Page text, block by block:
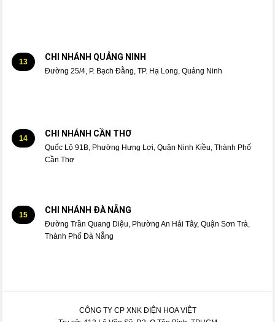
13 CHI NHÁNH QUẢNG NINH
Đường 25/4, P. Bạch Đằng, TP. Hạ Long, Quảng Ninh
14 CHI NHÁNH CẦN THƠ
Quốc Lộ 91B, Phường Hưng Lợi, Quận Ninh Kiều, Thành Phố
Cần Thơ
15 CHI NHÁNH ĐÀ NẴNG
Đường Trần Quang Diệu, Phường An Hải Tây, Quận Sơn Trà,
Thành Phố Đà Nẵng
CÔNG TY CP XNK ĐIỆN HOA VIỆT